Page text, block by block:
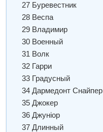
27 Буревестник
28 Веспа
29 Владимир
30 Военный
31 Волк
32 Гарри
33 Градусный
34 Дармедонт Снайпер
35 Джокер
36 Джуніор
37 Длинный